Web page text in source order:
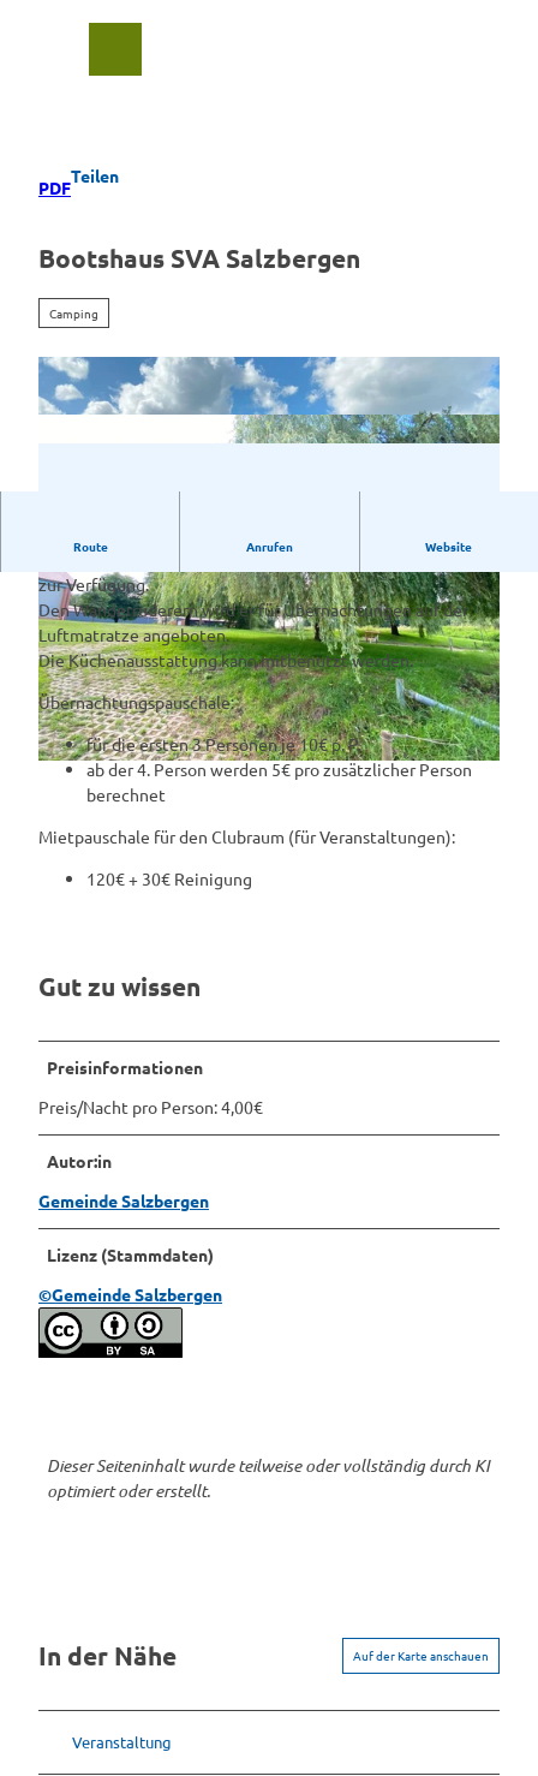
PDF
Teilen
Bootshaus SVA Salzbergen
Camping
© Gemeinde Salzbergen |CC-BY
_
j
Route Anrufen Website
Der Clubraum steht allen SVA-Mitgliedern für private Feiern
zur Verfügung.
Den Wanderruderern wird er für Übernachtungen auf der
Luftmatratze angeboten.
Die Küchenausstattung kann mitbenutzt werden.
Übernachtungspauschale:
für die ersten 3 Personen je 10€ p. P.
ab der 4. Person werden 5€ pro zusätzlicher Person
berechnet
Mietpauschale für den Clubraum (für Veranstaltungen):
120€ + 30€ Reinigung
Gut zu wissen
Preisinformationen
Preis/Nacht pro Person: 4,00€
Autor:in
Gemeinde Salzbergen
Lizenz (Stammdaten)
©Gemeinde Salzbergen
Dieser Seiteninhalt wurde teilweise oder vollständig durch KI
optimiert oder erstellt.
In der Nähe Auf der Karte anschauen
Veranstaltung